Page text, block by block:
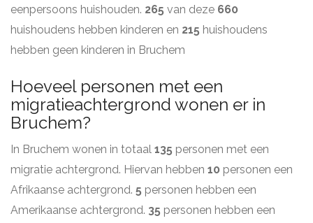
eenpersoons huishouden. 265 van deze 660
huishoudens hebben kinderen en 215 huishoudens
hebben geen kinderen in Bruchem
Hoeveel personen met een
migratieachtergrond wonen er in
Bruchem?
In Bruchem wonen in totaal 135 personen met een
migratie achtergrond. Hiervan hebben 10 personen een
Afrikaanse achtergrond. 5 personen hebben een
Amerikaanse achtergrond. 35 personen hebben een